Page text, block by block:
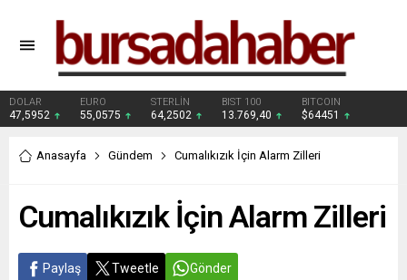
DOLAR
47,5952
EURO
55,0575
STERLİN
64,2502
BIST 100
13.769,40
BITCOIN
$64451
Anasayfa Gündem Cumalıkızık İçin Alarm Zilleri
Cumalıkızık İçin Alarm Zilleri
Paylaş Tweetle Gönder